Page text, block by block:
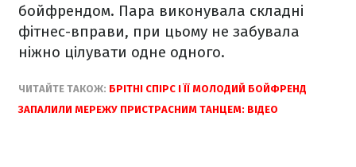
бойфрендом. Пара виконувала складні
фітнес-вправи, при цьому не забувала
ніжно цілувати одне одного.
ЧИТАЙТЕ ТАКОЖ: БРІТНІ СПІРС І ЇЇ МОЛОДИЙ БОЙФРЕНД
ЗАПАЛИЛИ МЕРЕЖУ ПРИСТРАСНИМ ТАНЦЕМ: ВІДЕО